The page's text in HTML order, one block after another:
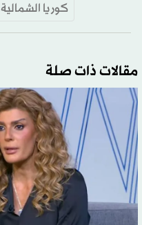
كوريا الشمالية
مقالات ذات صلة